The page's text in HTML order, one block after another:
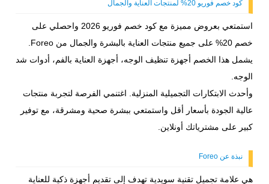
كود خصم فوريو 20% لمنتجات العناية والجمال
استمتعي بعروض مميزة مع كود خصم فوريو 2026 واحصلي على
يشمل هذا الخصم أجهزة تنظيف الوجه، أجهزة العناية بالفم، أدوات شد
الوجه.
وأحدث الابتكارات التجميلية المنزلية. اغتنمي الفرصة لتجربة منتجات
عالية الجودة بأسعار أقل واستمتعي ببشرة صحية ومشرقة، مع توفير
كبير على مشترياتك أونلاين.
نبذة عن Foreo
هي علامة تجميل تقنية سويدية تهدف إلى تقديم أجهزة ذكية للعناية